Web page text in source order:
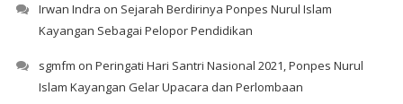
Irwan Indra on Sejarah Berdirinya Ponpes Nurul Islam
Kayangan Sebagai Pelopor Pendidikan
sgmfm on Peringati Hari Santri Nasional 2021, Ponpes Nurul
Islam Kayangan Gelar Upacara dan Perlombaan